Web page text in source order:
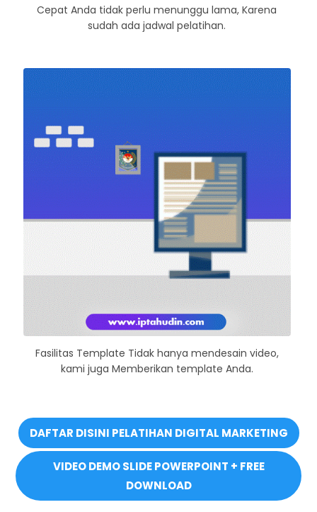
Cepat Anda tidak perlu menunggu lama, Karena
sudah ada jadwal pelatihan.
Fasilitas Template Tidak hanya mendesain video,
kami juga Memberikan template Anda.
DAFTAR DISINI PELATIHAN DIGITAL MARKETING
VIDEO DEMO SLIDE POWERPOINT + FREE
DOWNLOAD